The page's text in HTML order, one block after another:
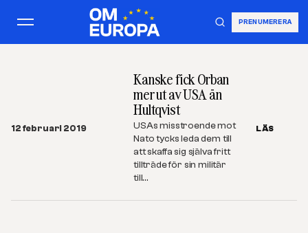
PRENUMERERA
12 februari 2019
Kanske fick Orban
mer ut av USA än
Hultqvist
USAs misstroende mot
Nato tycks leda dem till
att skaffa sig själva fritt
tillträde för sin militär
till…
LÄS